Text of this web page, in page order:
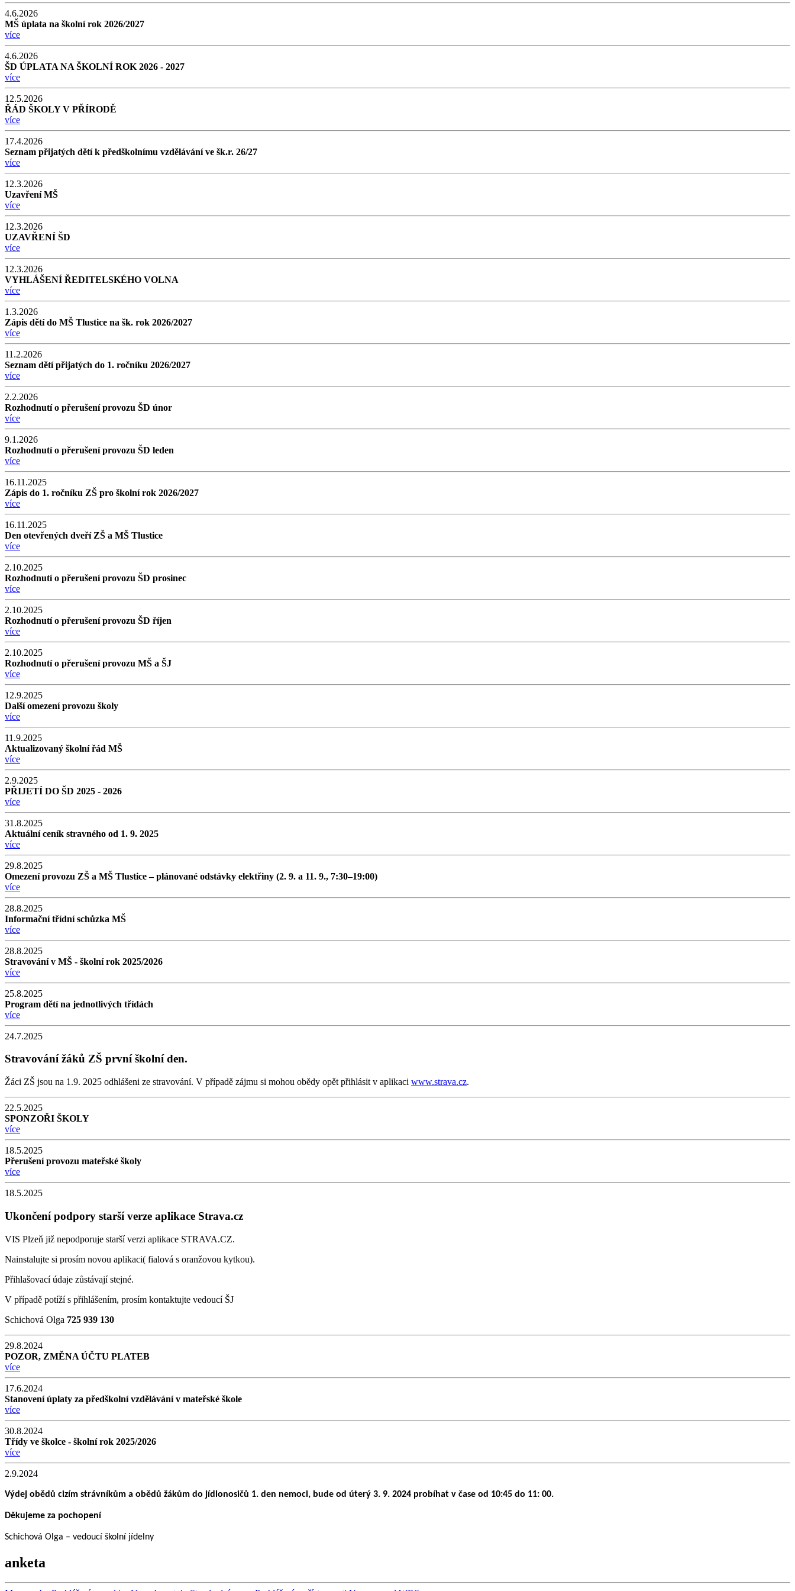
4.6.2026
MŠ úplata na školní rok 2026/2027
více
4.6.2026
ŠD ÚPLATA NA ŠKOLNÍ ROK 2026 - 2027
více
12.5.2026
ŘÁD ŠKOLY V PŘÍRODĚ
více
17.4.2026
Seznam přijatých dětí k předškolnímu vzdělávání ve šk.r. 26/27
více
12.3.2026
Uzavření MŠ
více
12.3.2026
UZAVŘENÍ ŠD
více
12.3.2026
VYHLÁŠENÍ ŘEDITELSKÉHO VOLNA
více
1.3.2026
Zápis dětí do MŠ Tlustice na šk. rok 2026/2027
více
11.2.2026
Seznam dětí přijatých do 1. ročníku 2026/2027
více
2.2.2026
Rozhodnutí o přerušení provozu ŠD únor
více
9.1.2026
Rozhodnutí o přerušení provozu ŠD leden
více
16.11.2025
Zápis do 1. ročníku ZŠ pro školní rok 2026/2027
více
16.11.2025
Den otevřených dveří ZŠ a MŠ Tlustice
více
2.10.2025
Rozhodnutí o přerušení provozu ŠD prosinec
více
2.10.2025
Rozhodnutí o přerušení provozu ŠD říjen
více
2.10.2025
Rozhodnutí o přerušení provozu MŠ a ŠJ
více
12.9.2025
Další omezení provozu školy
více
11.9.2025
Aktualizovaný školní řád MŠ
více
2.9.2025
PŘIJETÍ DO ŠD 2025 - 2026
více
31.8.2025
Aktuální ceník stravného od 1. 9. 2025
více
29.8.2025
Omezení provozu ZŠ a MŠ Tlustice – plánované odstávky elektřiny (2. 9. a 11. 9., 7:30–19:00)
více
28.8.2025
Informační třídní schůzka MŠ
více
28.8.2025
Stravování v MŠ - školní rok 2025/2026
více
25.8.2025
Program dětí na jednotlivých třídách
více
24.7.2025
Stravování žáků ZŠ první školní den.
Žáci ZŠ jsou na 1.9. 2025 odhlášeni ze stravování. V případě zájmu si mohou obědy opět přihlásit v aplikaci www.strava.cz.
22.5.2025
SPONZOŘI ŠKOLY
více
18.5.2025
Přerušení provozu mateřské školy
více
18.5.2025
Ukončení podpory starší verze aplikace Strava.cz
VIS Plzeň již nepodporuje starší verzi aplikace STRAVA.CZ.
Nainstalujte si prosím novou aplikaci( fialová s oranžovou kytkou).
Přihlašovací údaje zůstávají stejné.
V případě potíží s přihlášením, prosím kontaktujte vedoucí ŠJ
Schichová Olga 725 939 130
29.8.2024
POZOR, ZMĚNA ÚČTU PLATEB
více
17.6.2024
Stanovení úplaty za předškolní vzdělávání v mateřské škole
více
30.8.2024
Třídy ve školce - školní rok 2025/2026
více
2.9.2024
Výdej obědů cizím strávníkům a obědů žákům do jídlonosičů 1. den nemoci, bude od úterý 3. 9. 2024 probíhat v čase od 10:45 do 11: 00.
Děkujeme za pochopení
Schichová Olga – vedoucí školní jídelny
anketa